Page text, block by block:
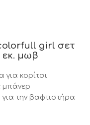
girl σετ
εκ. μωβ
κορίτσι
μπάνερ
την βαφτιστήρα